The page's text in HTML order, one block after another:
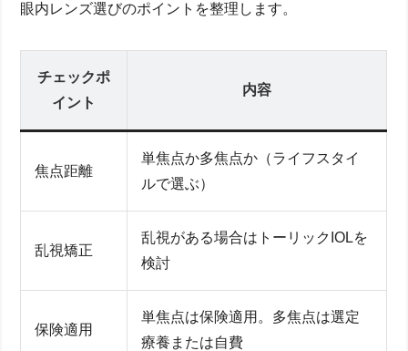
眼内レンズ選びのポイントを整理します。
チェックポ
イント
内容
焦点距離
単焦点か多焦点か（ライフスタイ
ルで選ぶ）
乱視矯正
乱視がある場合はトーリックIOLを
検討
保険適用
単焦点は保険適用。多焦点は選定
療養または自費